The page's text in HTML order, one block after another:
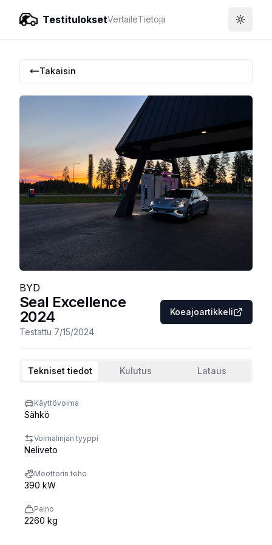
TestituloksetVertaileTietoja Toggle
Takaisin
BYD
Seal Excellence
2024
Koeajoartikkeli
Testattu 7/15/2024
Tekniset tiedot Kulutus Lataus
Käyttövoima
Sähkö
Voimalinjan tyyppi
Neliveto
Moottorin teho
390 kW
Paino
2260 kg